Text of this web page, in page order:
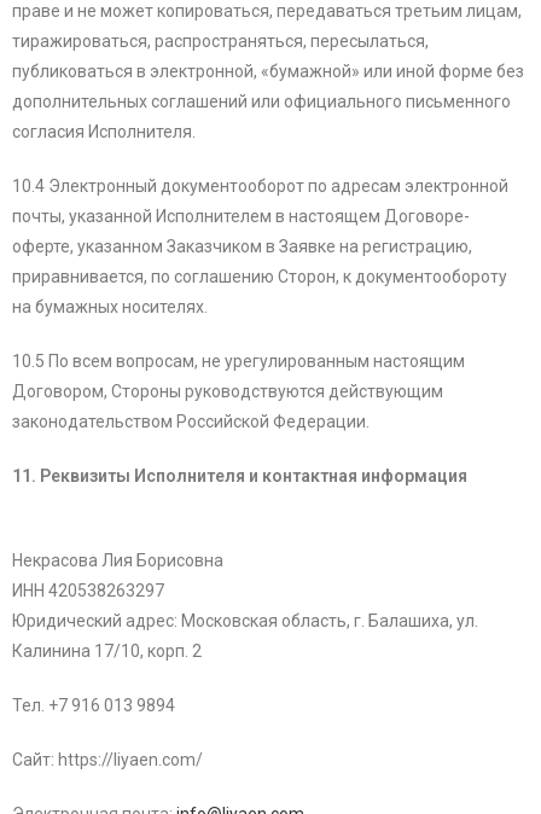
праве и не может копироваться, передаваться третьим лицам,
тиражироваться, распространяться, пересылаться,
публиковаться в электронной, «бумажной» или иной форме без
дополнительных соглашений или официального письменного
согласия Исполнителя.
10.4 Электронный документооборот по адресам электронной
почты, указанной Исполнителем в настоящем Договоре-
оферте, указанном Заказчиком в Заявке на регистрацию,
приравнивается, по соглашению Сторон, к документообороту
на бумажных носителях.
10.5 По всем вопросам, не урегулированным настоящим
Договором, Стороны руководствуются действующим
законодательством Российской Федерации.
11. Реквизиты Исполнителя и контактная информация
Некрасова Лия Борисовна
ИНН 420538263297
Юридический адрес: Московская область, г. Балашиха, ул.
Калинина 17/10, корп. 2
Тел. +7 916 013 9894
Сайт: https://liyaen.com/